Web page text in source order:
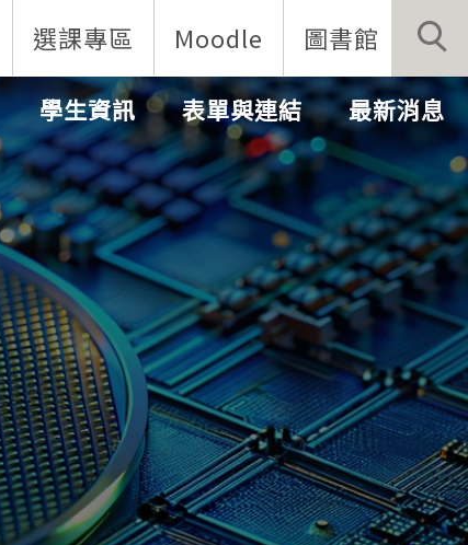
選課專區 Moodle 圖書館
學生資訊 表單與連結 最新消息